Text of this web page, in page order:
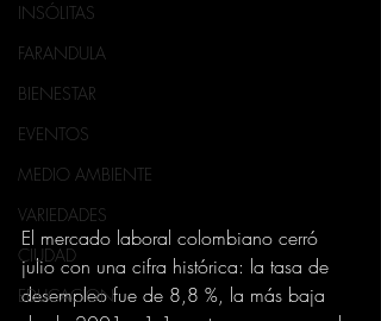
INSÓLITAS
FARANDULA
BIENESTAR
EVENTOS
MEDIO AMBIENTE
VARIEDADES
CIUDAD
EDUCACION
El mercado laboral colombiano cerró
julio con una cifra histórica: la tasa de
desempleo fue de 8,8 %, la más baja